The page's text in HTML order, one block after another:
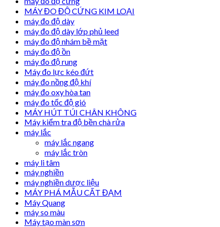
MÁY ĐO ĐỘ CỨNG KIM LOẠI
máy đo độ dày
máy đo độ dày lớp phủ leed
máy đo độ nhám bề mặt
máy đo độ ồn
máy đo độ rung
Máy đo lực kéo đứt
máy đo nồng độ khí
máy đo oxy hòa tan
máy đo tốc độ gió
MÁY HÚT TÚI CHÂN KHÔNG
Máy kiểm tra độ bền chà rửa
máy lắc
máy lắc ngang
máy lắc tròn
máy li tâm
máy nghiền
máy nghiền dược liệu
MÁY PHÁ MẪU CẤT ĐẠM
Máy Quang
máy so màu
Máy tạo màn sơn